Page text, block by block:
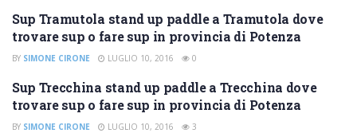
SUP POTENZA
Sup Tramutola stand up paddle a Tramutola dove
trovare sup o fare sup in provincia di Potenza
BY SIMONE CIRONE LUGLIO 10, 2016 0
SUP POTENZA
Sup Trecchina stand up paddle a Trecchina dove
trovare sup o fare sup in provincia di Potenza
BY SIMONE CIRONE LUGLIO 10, 2016 3